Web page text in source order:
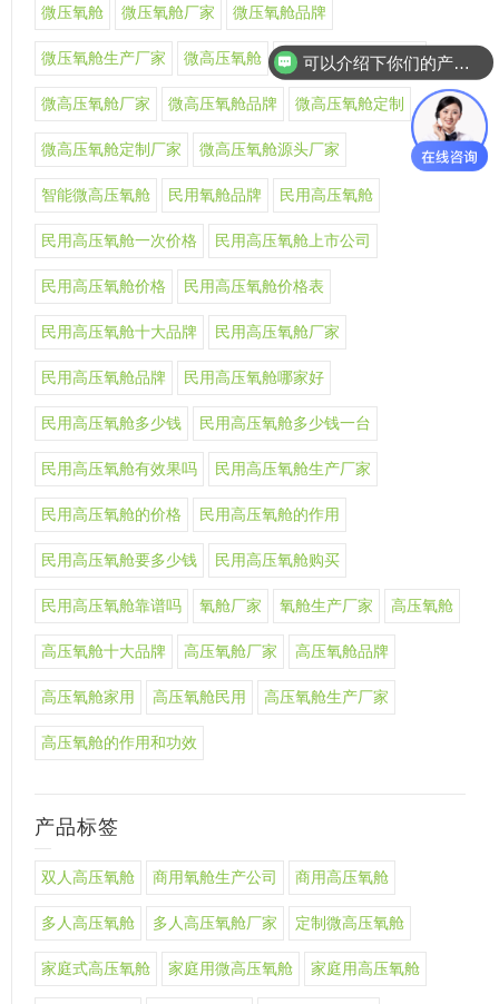
微压氧舱 微压氧舱厂家 微压氧舱品牌
微压氧舱生产厂家 微高压氧舱 微高压氧舱十大品牌
微高压氧舱厂家 微高压氧舱品牌 微高压氧舱定制
微高压氧舱定制厂家 微高压氧舱源头厂家
智能微高压氧舱 民用氧舱品牌 民用高压氧舱
民用高压氧舱一次价格 民用高压氧舱上市公司
民用高压氧舱价格 民用高压氧舱价格表
民用高压氧舱十大品牌 民用高压氧舱厂家
民用高压氧舱品牌 民用高压氧舱哪家好
民用高压氧舱多少钱 民用高压氧舱多少钱一台
民用高压氧舱有效果吗 民用高压氧舱生产厂家
民用高压氧舱的价格 民用高压氧舱的作用
民用高压氧舱要多少钱 民用高压氧舱购买
民用高压氧舱靠谱吗 氧舱厂家 氧舱生产厂家 高压氧舱
高压氧舱十大品牌 高压氧舱厂家 高压氧舱品牌
高压氧舱家用 高压氧舱民用 高压氧舱生产厂家
高压氧舱的作用和功效
产品标签
双人高压氧舱 商用氧舱生产公司 商用高压氧舱
多人高压氧舱 多人高压氧舱厂家 定制微高压氧舱
家庭式高压氧舱 家庭用微高压氧舱 家庭用高压氧舱
可以介绍下你们的产品么